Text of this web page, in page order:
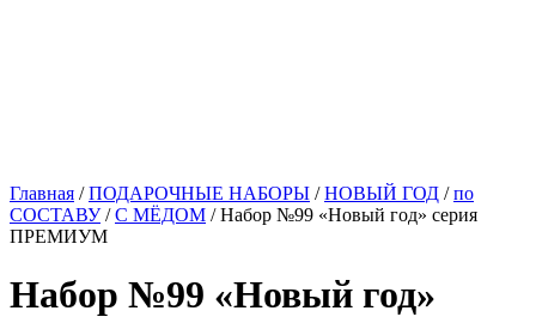
Главная /ПОДАРОЧНЫЕ НАБОРЫ /НОВЫЙ ГОД /по
СОСТАВУ/С МЁДОМ / Набор №99 «Новый год» серия
ПРЕМИУМ
Набор №99 «Новый год»